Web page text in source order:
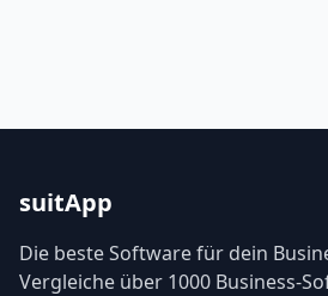
suitApp
Die beste Software für dein
Vergleiche über 1000 Business-